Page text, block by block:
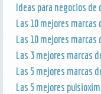
Ideas para negocios de
Las 10 mejores marcas
Las 10 mejores marcas
Las 3 mejores marcas
Las 5 mejores marcas
Las 5 mejores